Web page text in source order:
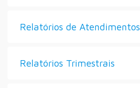
Relatórios de
Relatórios Trimestrais